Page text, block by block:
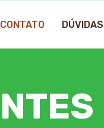
CONTATO DÚVIDAS